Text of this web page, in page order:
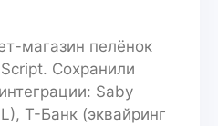
магазин пелёнок
Сохранили
Saby
Т-Банк (эквайринг